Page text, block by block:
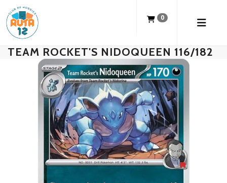
0
TEAM ROCKET'S NIDOQUEEN 116/182